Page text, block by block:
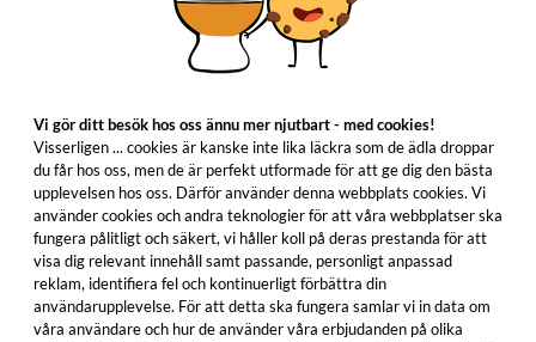
I varukorgen
Vi gör ditt besök hos oss ännu mer njutbart - med cookies!
Visserligen ... cookies är kanske inte lika läckra som de ädla droppar
du får hos oss, men de är perfekt utformade för att ge dig den bästa
upplevelsen hos oss. Därför använder denna webbplats cookies. Vi
använder cookies och andra teknologier för att våra webbplatser ska
fungera pålitligt och säkert, vi håller koll på deras prestanda för att
visa dig relevant innehåll samt passande, personligt anpassad
reklam, identifiera fel och kontinuerligt förbättra din
användarupplevelse. För att detta ska fungera samlar vi in data om
våra användare och hur de använder våra erbjudanden på olika